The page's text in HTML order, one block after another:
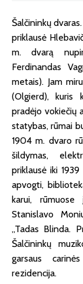
Šalčininkų
priklausė
m. dvarą
Ferdinandas
metais). Jam
(Olgierd), kuris
pradėjo vokiečių
statybas, rūmai
1904 m. dvaro
šildymas,
priklausė iki
apvogti,
karui, rūmuose
Stanislavo
„Tadas Blinda.
Šalčininkų
garsaus
rezidencija.